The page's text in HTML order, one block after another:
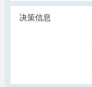
决策信息